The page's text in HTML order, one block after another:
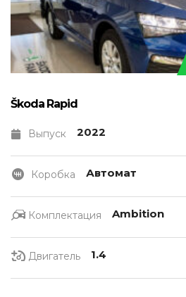
Škoda Rapid
Выпуск 2022
Коробка Автомат
Комплектация Ambition
Двигатель 1.4